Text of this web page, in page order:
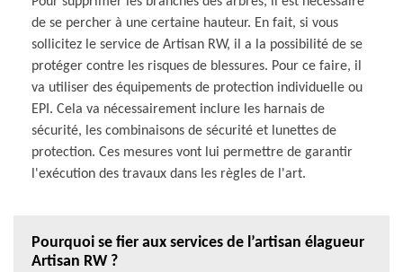
de se percher à une certaine hauteur. En fait, si vous
sollicitez le service de Artisan RW, il a la possibilité de se
protéger contre les risques de blessures. Pour ce faire, il
va utiliser des équipements de protection individuelle ou
EPI. Cela va nécessairement inclure les harnais de
sécurité, les combinaisons de sécurité et lunettes de
protection. Ces mesures vont lui permettre de garantir
l'exécution des travaux dans les règles de l'art.
Pourquoi se fier aux services de l’artisan élagueur
Artisan RW ?